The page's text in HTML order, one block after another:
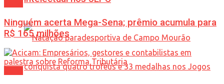
Ninguém acerta Mega-Sena; prêmio acumula para
R$ 165 milhões